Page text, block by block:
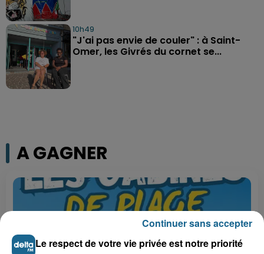
10h49
"J'ai pas envie de couler" : à Saint-
Omer, les Givrés du cornet se...
A GAGNER
Le respect de votre vie privée est notre priorité
Continuer sans accepter